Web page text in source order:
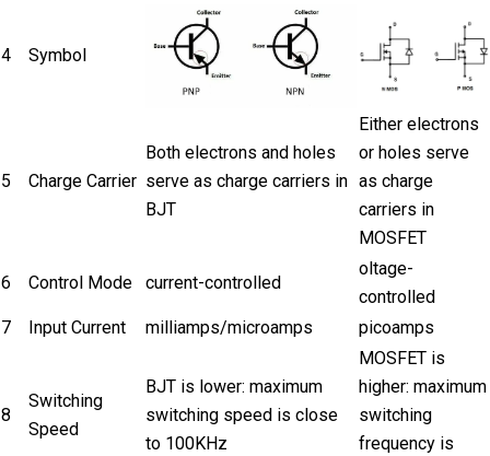
4 Symbol
5 Charge Carrier
Both electrons and holes
serve as charge carriers in
BJT
Either electrons
or holes serve
as charge
carriers in
MOSFET
6 Control Mode current-controlled
oltage-
controlled
7
Input Current milliamps/microamps picoamps
8
Switching
Speed
BJT is lower: maximum
switching speed is close
to 100KHz
MOSFET is
higher: maximum
switching
frequency is